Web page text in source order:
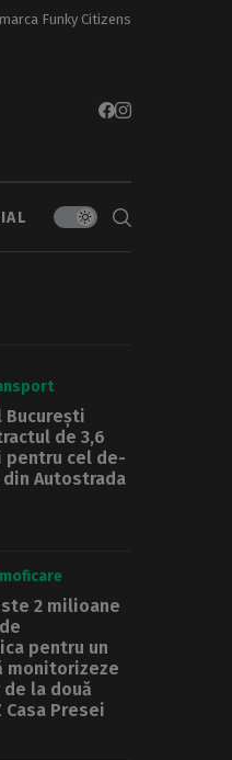
Funky Citizens
București
de 3,6
cel de-
Autostrada
2 milioane
pentru un
monitorizeze
la două
Casa Presei